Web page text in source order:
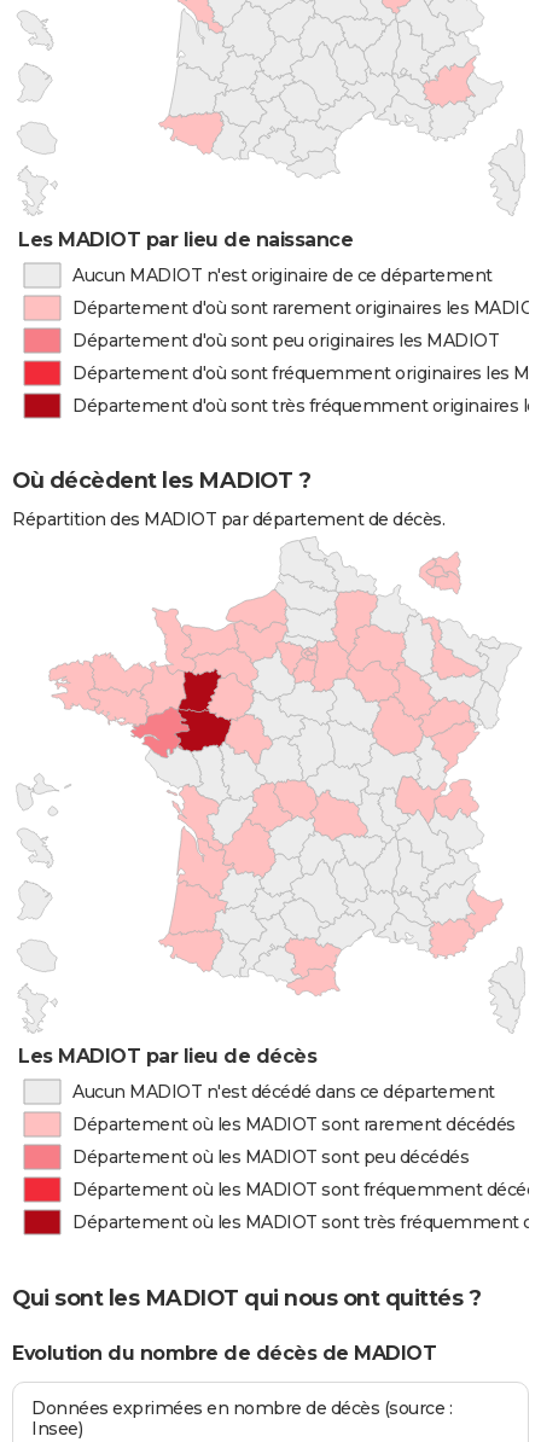
Les MADIOT par lieu de naissance
Aucun MADIOT n'est originaire de ce département
Département d'où sont rarement originaires les
Département d'où sont peu originaires les MADIOT
Département d'où sont fréquemment originaires les
Département d'où sont très fréquemment originaires
Où décèdent les MADIOT ?
Répartition des MADIOT par département de décès.
Les MADIOT par lieu de décès
Aucun MADIOT n'est décédé dans ce département
Département où les MADIOT sont rarement décédés
Département où les MADIOT sont peu décédés
Département où les MADIOT sont fréquemment
Département où les MADIOT sont très fréquemment
Qui sont les MADIOT qui nous ont quittés ?
Evolution du nombre de décès de MADIOT
Données exprimées en nombre de décès (source :
Insee)